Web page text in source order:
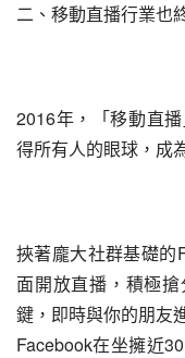
二、移動直播行業也
2016年，「移動直
得所有人的眼球，成
挾著龐大社群基礎的
面開放直播，積極
鍵，即時與你的朋友
Facebook在坐擁近